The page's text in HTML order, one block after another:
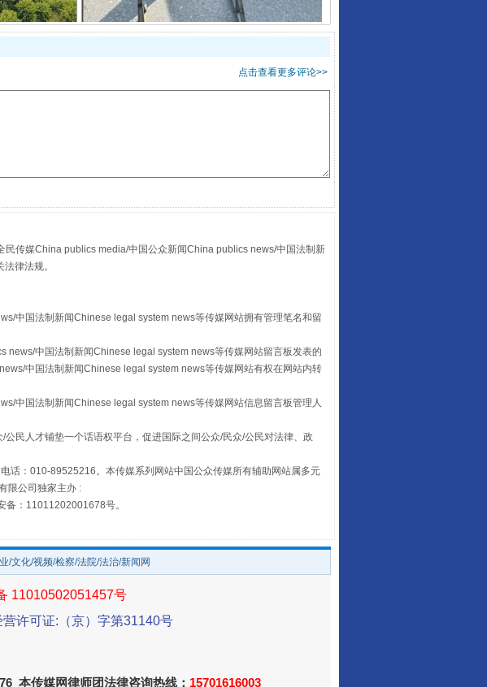
助
让传统村落焕发生机
目
点击查看更多评论>>
传媒China publics media/中国公众新闻China publics news/中国法制新
律法规。
中国法制新闻Chinese legal system news等传媒网站拥有管理笔名和留
中国法制新闻Chinese legal system news等传媒网站留言板发表的
中国法制新闻Chinese legal system news等传媒网站有权在网站内转
中国法制新闻Chinese legal system news等传媒网站信息留言板管理人
民人才铺垫一个话语权平台，促进国际之间公众/民众/公民对法律、政
话：010-89525216。本传媒系列网站中国公众传媒所有辅助网站属多元
限公司独家主办 :
备：11011202001678号。
/文化/视频/检察/法院/法治/新闻网
11010502051457号
许可证:（京）字第31140号
本传媒网律师团法律咨询热线： 15701616003